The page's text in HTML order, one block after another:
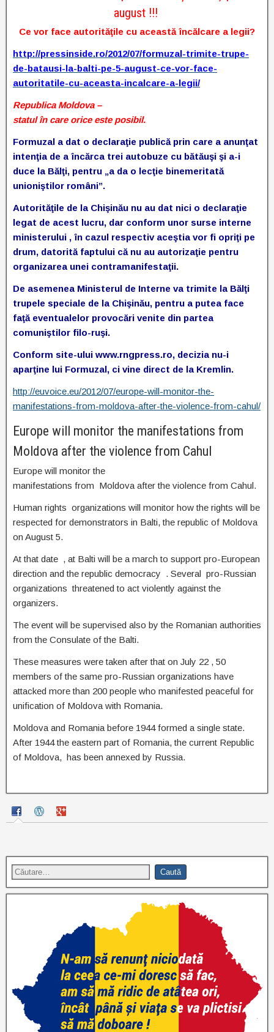
august !!!
Ce vor face autorităţile cu această încălcare a legii?
http://pressinside.ro/2012/07/formuzal-trimite-trupe-
de-batausi-la-balti-pe-5-august-ce-vor-face-
autoritatile-cu-aceasta-incalcare-a-legii/
Republica Moldova –
statul în care orice este posibil.
Formuzal a dat o declaraţie publică prin care a anunţat
intenţia de a încărca trei autobuze cu bătăuşi şi a-i
duce la Bălţi, pentru „a da o lecţie binemeritată
unioniştilor români”.
Autorităţile de la Chişinău nu au dat nici o declaraţie
legat de acest lucru, dar conform unor surse interne
ministerului , în cazul respectiv aceştia vor fi opriţi pe
drum, datorită faptului că nu au autorizaţie pentru
organizarea unei contramanifestaţii.
De asemenea Ministerul de Interne va trimite la Bălţi
trupele speciale de la Chişinău, pentru a putea face
faţă eventualelor provocări venite din partea
comuniştilor filo-ruşi.
Conform site-ului www.rngpress.ro, decizia nu-i
aparţine lui Formuzal, ci vine direct de la Kremlin.
http://euvoice.eu/2012/07/europe-will-monitor-the-
manifestations-from-moldova-after-the-violence-from-cahul/
Europe will monitor the manifestations from
Moldova after the violence from Cahul
Europe will monitor the
manifestations from Moldova after the violence from Cahul.
Human rights organizations will monitor how the rights will be
respected for demonstrators in Balti, the republic of Moldova
on August 5.
At that date , at Balti will be a march to support pro-European
direction and the republic democracy . Several pro-Russian
organizations threatened to act violently against the
organizers.
The event will be supervised also by the Romanian authorities
from the Consulate of the Balti.
These measures were taken after that on July 22 , 50
members of the same pro-Russian organizations have
attacked more than 200 people who manifested peaceful for
unification of Moldova with Romania.
Moldova and Romania before 1944 formed a single state.
After 1944 the eastern part of Romania, the current Republic
of Moldova, has been annexed by Russia.